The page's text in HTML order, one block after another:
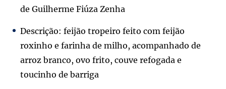
de Guilherme Fiúza Zenha
Descrição: feijão tropeiro feito com feijão
roxinho e farinha de milho, acompanhado de
arroz branco, ovo frito, couve refogada e
toucinho de barriga